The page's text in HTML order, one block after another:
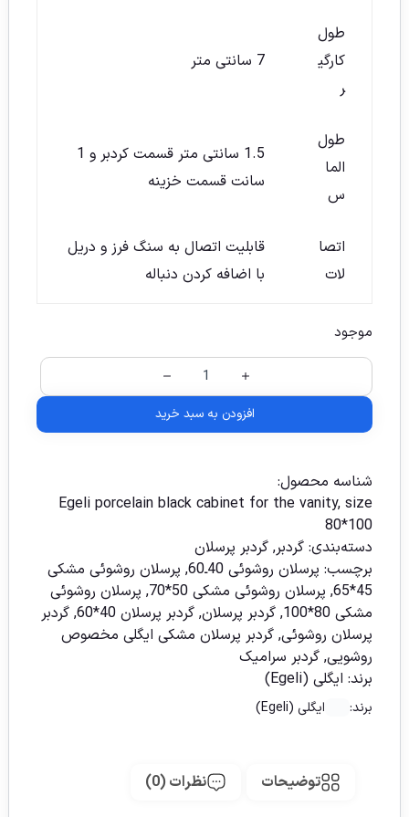
طول
کارگی
ر
7 سانتی متر
طول
الما
س
1.5 سانتی متر قسمت کردبر و 1
سانت قسمت خزینه
اتصا
لات
قابلیت اتصال به سنگ فرز و دریل
با اضافه کردن دنباله
موجود
افزودن به سبد خرید
شناسه محصول:
Egeli porcelain black cabinet for the vanity, size
80*100
دسته‌بندی: گردبر, گردبر پرسلان
برچسب: پرسلان روشوئی 40ـ60 , پرسلان روشوئی مشکی
45*65
, پرسلان روشوئی مشکی 50*70 , پرسلان روشوئی
مشکی 80*100
, گردبر پرسلان, گردبر پرسلان 40*60 , گردبر
پرسلان روشوئی, گردبر پرسلان مشکی ایگلی مخصوص
روشویی, گردبر سرامیک
برند: ایگلی (Egeli)
برند: ایگلی (Egeli)
توضیحات نظرات (0)